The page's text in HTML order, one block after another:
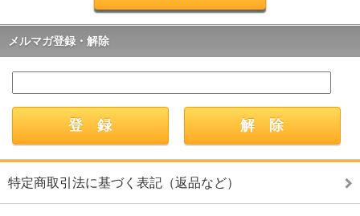
メルマガ登録・解除
特定商取引法に基づく表記（返品など）